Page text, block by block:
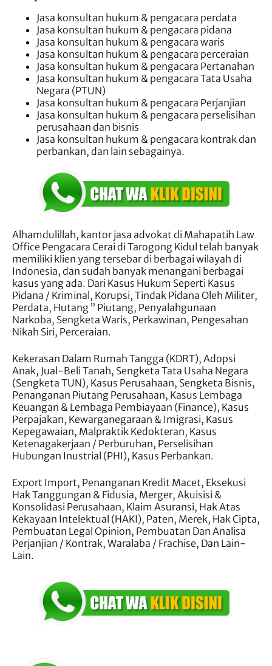
Jasa konsultan hukum & pengacara perdata
Jasa konsultan hukum & pengacara pidana
Jasa konsultan hukum & pengacara waris
Jasa konsultan hukum & pengacara perceraian
Jasa konsultan hukum & pengacara Pertanahan
Jasa konsultan hukum & pengacara Tata Usaha
Negara (PTUN)
Jasa konsultan hukum & pengacara Perjanjian
Jasa konsultan hukum & pengacara perselisihan
perusahaan dan bisnis
Jasa konsultan hukum & pengacara kontrak dan
perbankan, dan lain sebagainya.
Alhamdulillah, kantor jasa advokat di Mahapatih Law
Office Pengacara Cerai di Tarogong Kidul telah banyak
memiliki klien yang tersebar di berbagai wilayah di
Indonesia, dan sudah banyak menangani berbagai
kasus yang ada. Dari Kasus Hukum Seperti Kasus
Pidana / Kriminal, Korupsi, Tindak Pidana Oleh Militer,
Perdata, Hutang ” Piutang, Penyalahgunaan
Narkoba, Sengketa Waris, Perkawinan, Pengesahan
Nikah Siri, Perceraian.
Kekerasan Dalam Rumah Tangga (KDRT), Adopsi
Anak, Jual-Beli Tanah, Sengketa Tata Usaha Negara
(Sengketa TUN), Kasus Perusahaan, Sengketa Bisnis,
Penanganan Piutang Perusahaan, Kasus Lembaga
Keuangan & Lembaga Pembiayaan (Finance), Kasus
Perpajakan, Kewarganegaraan & Imigrasi, Kasus
Kepegawaian, Malpraktik Kedokteran, Kasus
Ketenagakerjaan / Perburuhan, Perselisihan
Hubungan Inustrial (PHI), Kasus Perbankan.
Export Import, Penanganan Kredit Macet, Eksekusi
Hak Tanggungan & Fidusia, Merger, Akuisisi &
Konsolidasi Perusahaan, Klaim Asuransi, Hak Atas
Kekayaan Intelektual (HAKI), Paten, Merek, Hak Cipta,
Pembuatan Legal Opinion, Pembuatan Dan Analisa
Perjanjian / Kontrak, Waralaba / Frachise, Dan Lain-
Lain.